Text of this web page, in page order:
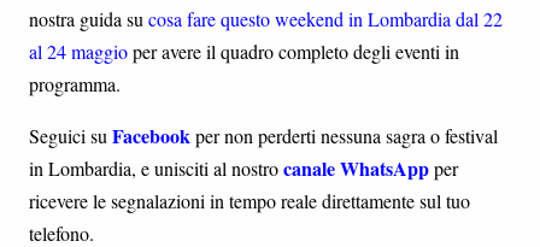
nostra guida su cosa fare questo weekend in Lombardia dal 22
al 24 maggioper avere il quadro completo degli eventi in
programma.
Seguici su Facebookper non perderti nessuna sagra o festival
in Lombardia, e unisciti al nostrocanale WhatsAppper
ricevere le segnalazioni in tempo reale direttamente sul tuo
telefono.